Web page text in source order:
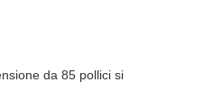
da 85 pollici si